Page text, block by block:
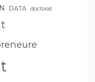
DATA doctorat